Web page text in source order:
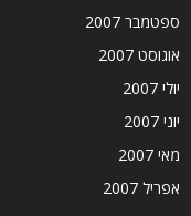
ספטמבר 2007
אוגוסט 2007
יולי 2007
יוני 2007
מאי 2007
אפריל 2007